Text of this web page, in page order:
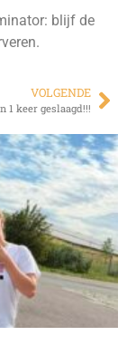
blijf de
VOLGENDE
1 keer geslaagd!!!